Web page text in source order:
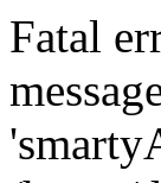
Fatal